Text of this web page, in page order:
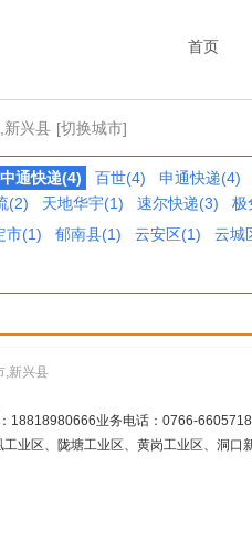
首页
新兴县 [切换城市]
中通快递(4) 百世(4)
申通快递(4)
(2) 天地华宇(1) 速尔快递(3)
极
市(1) 郁南县(1) 云安区(1)
云城
,新兴县
18818980666业务电话：0766-
业区、陇塘工业区、黄岗工业区、洞口